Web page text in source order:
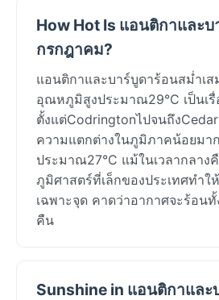
How Hot Is แอนติกาและบ
กรกฎาคม?
แอนติกาและบาร์บูดาร้อนสม่ำเ
อุณหภูมิสูงประมาณ29°C เป็นเรื่
ตั้งแต่Codringtonไปจนถึง
ความแตกต่างในภูมิภาคน้อยม
ประมาณ27°C แม้ในเวลากลาง
ภูมิศาสตร์ที่เล็กของประเทศทำ
เฉพาะจุด คาดว่าอากาศจะร้อน
คืน
Sunshine in แอนติกาและ